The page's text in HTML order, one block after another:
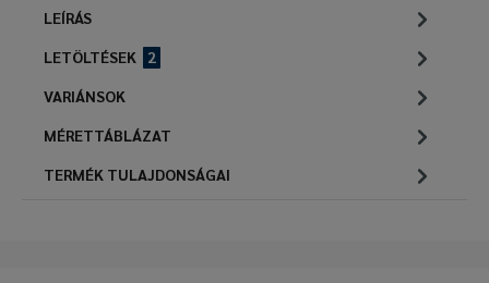
LEÍRÁS
LETÖLTÉSEK
2
VARIÁNSOK
MÉRETTÁBLÁZAT
TERMÉK TULAJDONSÁGAI